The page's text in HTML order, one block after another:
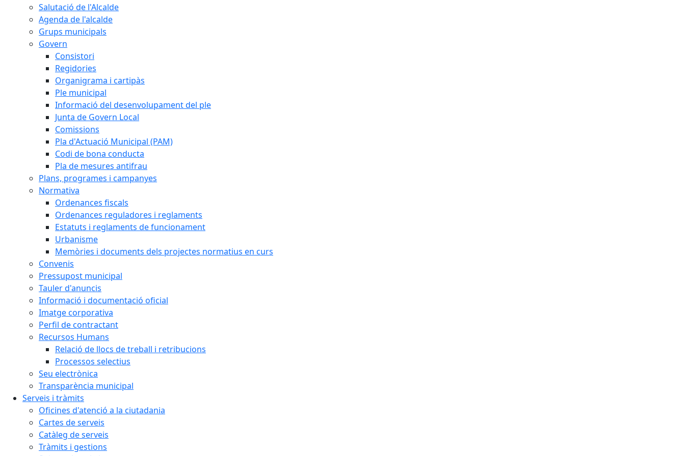
Salutació de l'Alcalde
Agenda de l'alcalde
Grups municipals
Govern
Consistori
Regidories
Organigrama i cartipàs
Ple municipal
Informació del desenvolupament del ple
Junta de Govern Local
Comissions
Pla d'Actuació Municipal (PAM)
Codi de bona conducta
Pla de mesures antifrau
Plans, programes i campanyes
Normativa
Ordenances fiscals
Ordenances reguladores i reglaments
Estatuts i reglaments de funcionament
Urbanisme
Memòries i documents dels projectes normatius en curs
Convenis
Pressupost municipal
Tauler d'anuncis
Informació i documentació oficial
Imatge corporativa
Perfil de contractant
Recursos Humans
Relació de llocs de treball i retribucions
Processos selectius
Seu electrònica
Transparència municipal
Serveis i tràmits
Oficines d'atenció a la ciutadania
Cartes de serveis
Catàleg de serveis
Tràmits i gestions